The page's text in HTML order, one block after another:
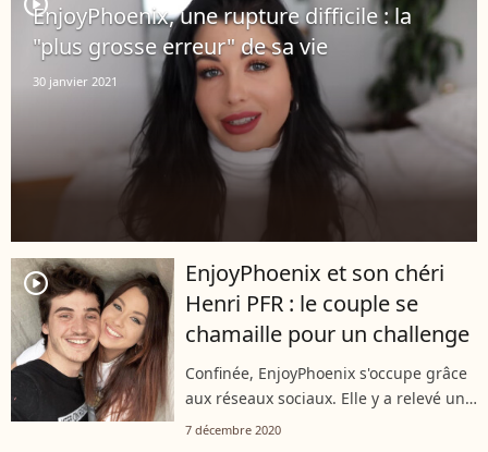
EnjoyPhoenix, une rupture difficile : la
"plus grosse erreur" de sa vie
30 janvier 2021
player2
EnjoyPhoenix et son chéri
Henri PFR : le couple se
chamaille pour un challenge
Confinée, EnjoyPhoenix s'occupe grâce
aux réseaux sociaux. Elle y a relevé un
drôle de challenge avec son petit ami,
7 décembre 2020